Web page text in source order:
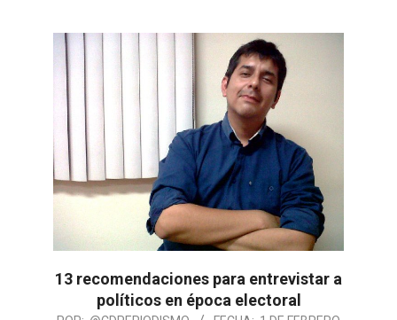
13 recomendaciones para entrevistar a
políticos en época electoral